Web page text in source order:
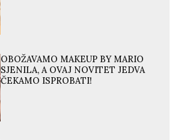
OBOŽAVAMO MAKEUP BY MARIO
SJENILA, A OVAJ NOVITET JEDVA
ČEKAMO ISPROBATI!